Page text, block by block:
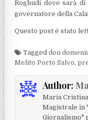
Roghudi dove sarà
governatore della
Questo post é stato
Taggeddon
Melito Porto Salvo,
Author:
Maria
Magistrale in
Giornalismo"